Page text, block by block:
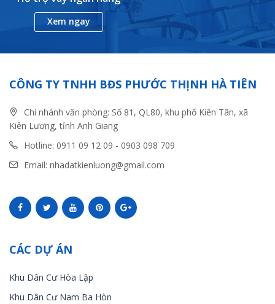
Xem ngay
CÔNG TY TNHH BĐS PHƯỚC THỊNH HÀ TIÊN
Chi nhánh văn phòng: Số 81, QL80, khu phố Kiên Tân, xã
Kiên Lương, tỉnh Anh Giang
Hotline: 0911 09 12 09 - 0903 098 709
Email: nhadatkienluong@gmail.com
CÁC DỰ ÁN
Khu Dân Cư Hòa Lập
Khu Dân Cư Nam Ba Hòn